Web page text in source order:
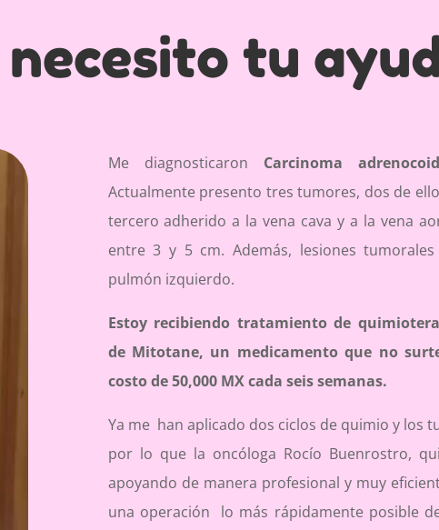
tu
Me diagnosticaron Carcinoma
Actualmente presento tres tumores, dos de
tercero adherido a la vena cava y a la vena
entre 3 y 5 cm. Además, lesiones
pulmón izquierdo.
Estoy recibiendo tratamiento de
de Mitotane, un medicamento que no
costo de 50,000 MX cada seis semanas.
Ya me han aplicado dos ciclos de quimio y los
por lo que la oncóloga Rocío Buenrostro,
apoyando de manera profesional y muy
una operación lo más rápidamente posible